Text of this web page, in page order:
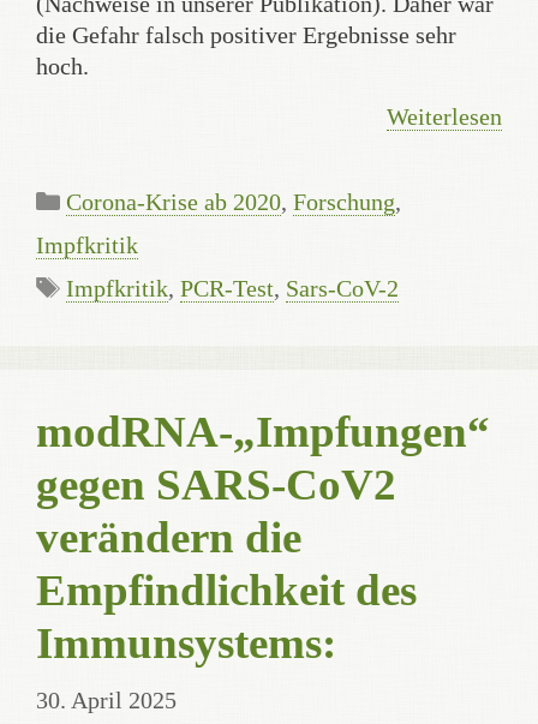
die Gefahr falsch positiver Ergebnisse sehr
hoch.
Weiterlesen
Kategorien
Corona-Krise ab 2020, Forschung,
Impfkritik
Schlagwörter
Impfkritik, PCR-Test, Sars-CoV-2
modRNA-„Impfungen“
gegen SARS-CoV2
verändern die
Empfindlichkeit des
Immunsystems:
30. April 2025